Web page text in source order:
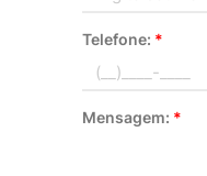
Telefone: *
Mensagem: *